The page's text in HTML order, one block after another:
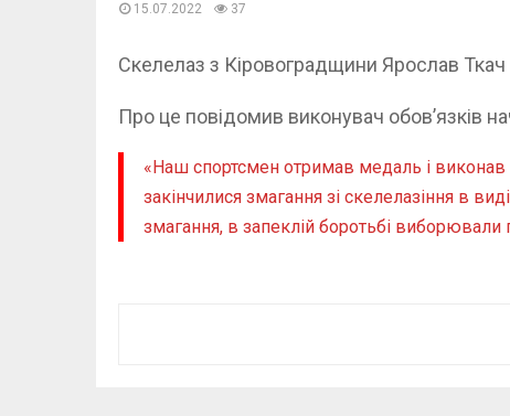
15.07.2022 37
Скелелаз з Кіровоградщини Ярослав Ткач
Про це повідомив виконувач обов’язків
«Наш спортсмен отримав медаль і виконав
закінчилися змагання зі скелелазіння в
змагання, в запеклій боротьбі